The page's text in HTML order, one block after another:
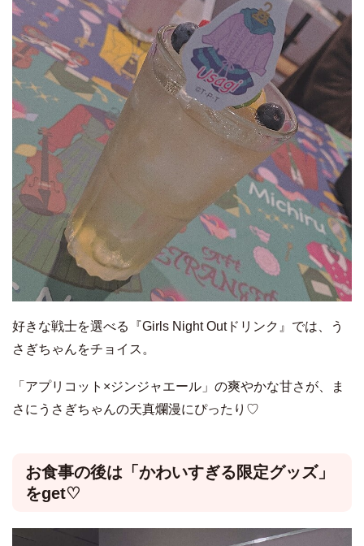
好きな戦士を選べる『Girls Night Outドリンク』では、う
さぎちゃんをチョイス。
「アプリコット×ジンジャエール」の爽やかな甘さが、ま
さにうさぎちゃんの天真爛漫にぴったり♡
お食事の後は「かわいすぎる限定グッズ」
をget♡